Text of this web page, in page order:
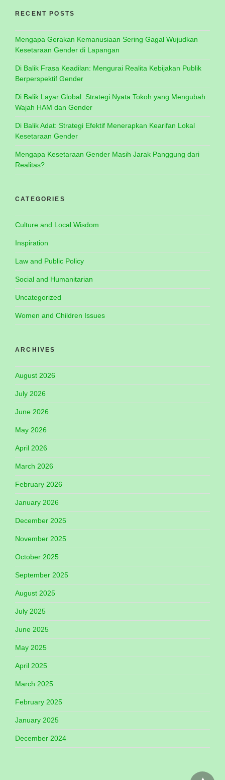
RECENT POSTS
Mengapa Gerakan Kemanusiaan Sering Gagal Wujudkan
Kesetaraan Gender di Lapangan
Di Balik Frasa Keadilan: Mengurai Realita Kebijakan Publik
Berperspektif Gender
Di Balik Layar Global: Strategi Nyata Tokoh yang Mengubah
Wajah HAM dan Gender
Di Balik Adat: Strategi Efektif Menerapkan Kearifan Lokal
Kesetaraan Gender
Mengapa Kesetaraan Gender Masih Jarak Panggung dari
Realitas?
CATEGORIES
Culture and Local Wisdom
Inspiration
Law and Public Policy
Social and Humanitarian
Uncategorized
Women and Children Issues
ARCHIVES
August 2026
July 2026
June 2026
May 2026
April 2026
March 2026
February 2026
January 2026
December 2025
November 2025
October 2025
September 2025
August 2025
July 2025
June 2025
May 2025
April 2025
March 2025
February 2025
January 2025
December 2024